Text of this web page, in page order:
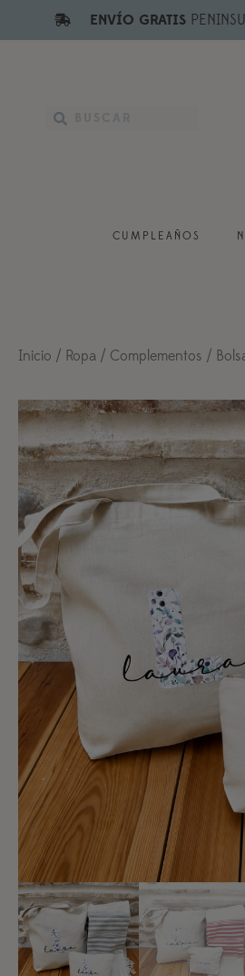
ENVÍO GRATIS
CUMPLEAÑOS
Inicio / Ropa / Complementos /
Añadir a lista de deseos